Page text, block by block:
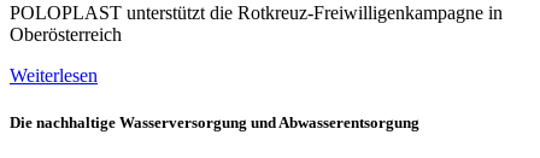
POLOPLAST unterstützt die Rotkreuz-Freiwilligenkampagne in
Oberösterreich
Weiterlesen
Die nachhaltige Wasserversorgung und Abwasserentsorgung